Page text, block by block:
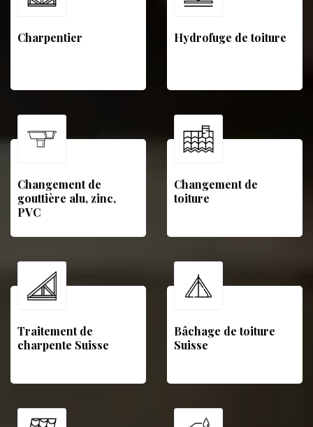
Charpentier Hydrofuge de toiture
Changement de
gouttière alu, zinc,
PVC
Changement de
toiture
Traitement de
charpente Suisse
Bâchage de toiture
Suisse